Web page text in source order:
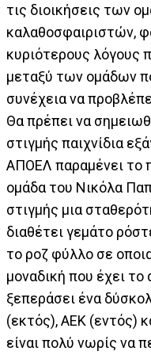
τις διοικήσεις των
καλαθοσφαιριστών,
κυριότερους λόγους
μεταξύ των ομάδων
συνέχεια να
Θα πρέπει να
στιγμής παιχνίδια
ΑΠΟΕΛ παραμένει το
ομάδα του Νικόλα
στιγμής μια
διαθέτει γεμάτο
το ροζ φύλλο σε
μοναδική που έχει
ξεπεράσει ένα
(εκτός), ΑΕΚ (εντός)
είναι πολύ νωρίς να